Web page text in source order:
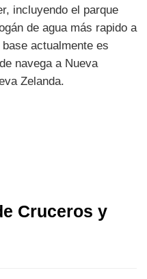
incluyendo el parque
de agua más rapido a
actualmente es
navega a Nueva
Zelanda.
Cruceros y